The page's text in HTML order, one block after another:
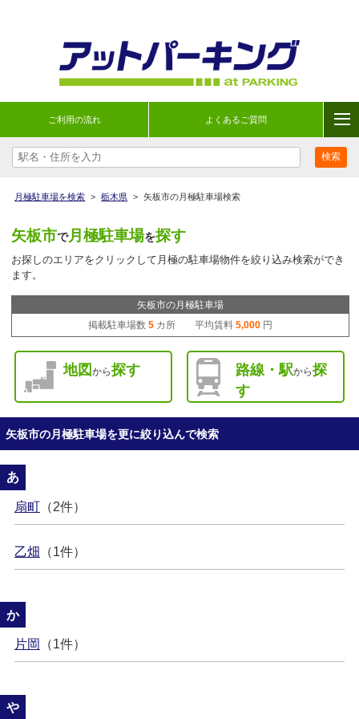
ご利用の流れ よくあるご質問
月極駐車場を検索 > 栃木県 > 矢板市の月極駐車場検索
矢板市で月極駐車場を探す
お探しのエリアをクリックして月極の駐車場物件を絞り込み検索ができ
ます。
矢板市の月極駐車場
掲載駐車場数 5 カ所 平均賃料 5,000 円
地図 から探す 路線・駅から探
す
矢板市の月極駐車場を更に絞り込んで検索
あ
扇町（2件）
乙畑 （1件）
か
片岡 （1件）
や